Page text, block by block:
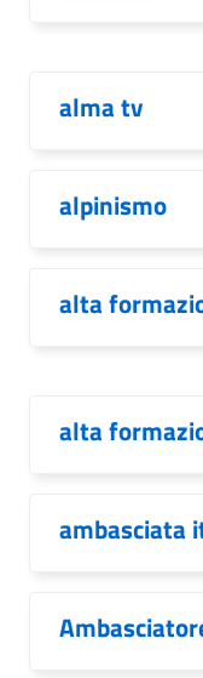
alma tv
alpinismo
alta
alta
ambasciata